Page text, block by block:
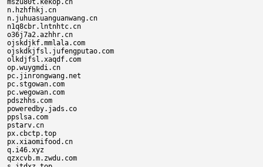
mszu80t.kekop.cn
n.hzhfhkj.cn
n.juhuasuanguanwang.cn
n1q8cbr.lntnhtc.cn
o36j7a2.azhhr.cn
ojskdjkf.mmlala.com
ojskdkjfsl.jufengputao.com
olkdjfsl.xaqdf.com
op.wuygmdi.cn
pc.jinrongwang.net
pc.stgowan.com
pc.wegowan.com
pdszhhs.com
poweredby.jads.co
ppslsa.com
pstarv.cn
px.cbctp.top
px.xiaomifood.cn
q.i46.xyz
qzxcvb.m.zwdu.com